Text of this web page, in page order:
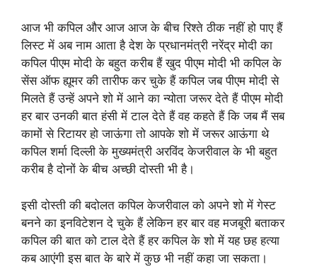
आज भी कपिल और आज आज के बीच रिश्ते ठीक नहीं हो पाए हैं
लिस्ट में अब नाम आता है देश के प्रधानमंत्री नरेंद्र मोदी का
कपिल पीएम मोदी के बहुत करीब हैं खुद पीएम मोदी भी कपिल के
सेंस ऑफ ह्यूमर की तारीफ कर चुके हैं कपिल जब पीएम मोदी से
मिलते हैं उन्हें अपने शो में आने का न्योता जरूर देते हैं पीएम मोदी
हर बार उनकी बात हंसी में टाल देते हैं वह कहते हैं कि जब मैं सब
कामों से रिटायर हो जाऊंगा तो आपके शो में जरूर आऊंगा थे
कपिल शर्मा दिल्ली के मुख्यमंत्री अरविंद केजरीवाल के भी बहुत
करीब है दोनों के बीच अच्छी दोस्ती भी है।
इसी दोस्ती की बदोलत कपिल केजरीवाल को अपने शो में गेस्ट
बनने का इनविटेशन दे चुके हैं लेकिन हर बार वह मजबूरी बताकर
कपिल की बात को टाल देते हैं हर कपिल के शो में यह छह हत्या
कब आएंगी इस बात के बारे में कुछ भी नहीं कहा जा सकता।